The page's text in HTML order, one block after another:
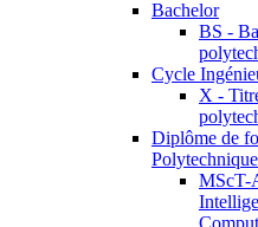
Bachelor
BS -
Cycle
X -
Diplôme de
MScT-